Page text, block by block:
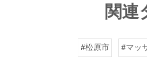
関連
#松原市 #マッ